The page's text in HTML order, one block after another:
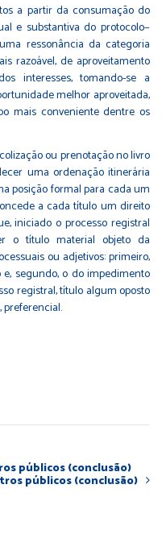
partir da consumação do
e substantiva do protocolo−
ressonância da categoria
razoável, de aproveitamento
interesses, tomando-se a
melhor aproveitada,
mais conveniente dentre os
ou prenotação no livro
uma ordenação itinerária
posição formal para cada um
a cada título um direito
iniciado o processo registral
o título material objeto da
ou adjetivos: primeiro,
segundo, o do impedimento
registral, título algum oposto
preferencial.
públicos (conclusão)
públicos (conclusão)